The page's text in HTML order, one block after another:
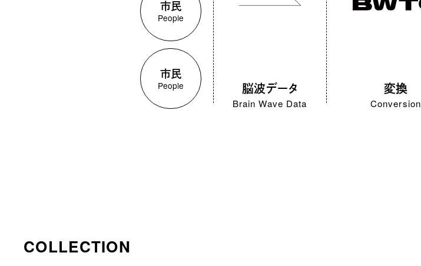
市民
People
市民
People 脳波データ
Brain Wave Data
変換
Conversion
COLLECTION